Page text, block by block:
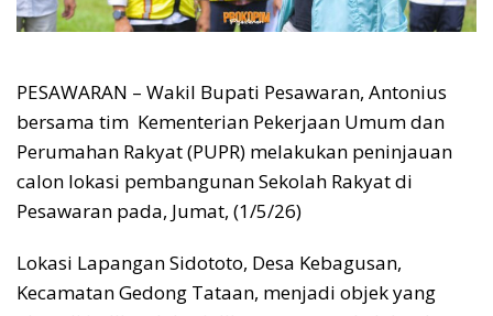
PESAWARAN – Wakil Bupati Pesawaran, Antonius
bersama tim Kementerian Pekerjaan Umum dan
Perumahan Rakyat (PUPR) melakukan peninjauan
calon lokasi pembangunan Sekolah Rakyat di
Pesawaran pada, Jumat, (1/5/26)
Lokasi Lapangan Sidototo, Desa Kebagusan,
Kecamatan Gedong Tataan, menjadi objek yang